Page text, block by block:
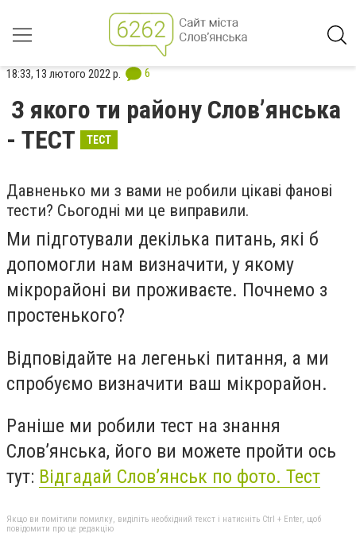
18:33, 13 лютого 2022 р. 6
З якого ти району Слов’янська
- ТЕСТ
ТЕСТ
Давненько ми з вами не робили цікаві фанові
тести? Сьогодні ми це виправили.
Ми підготували декілька питань, які б
допомогли нам визначити, у якому
мікрорайоні ви проживаєте. Почнемо з
простенького?
Відповідайте на легенькі питання, а ми
спробуємо визначити ваш мікрорайон.
Раніше ми робили тест на знання
Слов’янська, його ви можете пройти ось
тут: Відгадай Слов’янськ по фото. Тест
Якщо ви помітили помилку, виділіть необхідний текст і натисніть Ctrl + Enter, щоб
повідомити про це редакцію